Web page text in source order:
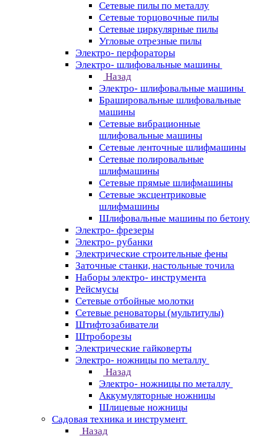
Сетевые пилы по металлу
Сетевые торцовочные пилы
Сетевые циркулярные пилы
Угловые отрезные пилы
Электро- перфораторы
Электро- шлифовальные машины
Назад
Электро- шлифовальные машины
Брашировальные шлифовальные
машины
Сетевые вибрационные
шлифовальные машины
Сетевые ленточные шлифмашины
Сетевые полировальные
шлифмашины
Сетевые прямые шлифмашины
Сетевые эксцентриковые
шлифмашины
Шлифовальные машины по бетону
Электро- фрезеры
Электро- рубанки
Электрические строительные фены
Заточные станки, настольные точила
Наборы электро- инструмента
Рейсмусы
Сетевые отбойные молотки
Сетевые реноваторы (мультитулы)
Штифтозабиватели
Штроборезы
Электрические гайковерты
Электро- ножницы по металлу
Назад
Электро- ножницы по металлу
Аккумуляторные ножницы
Шлицевые ножницы
Cадовая техника и инструмент
Назад